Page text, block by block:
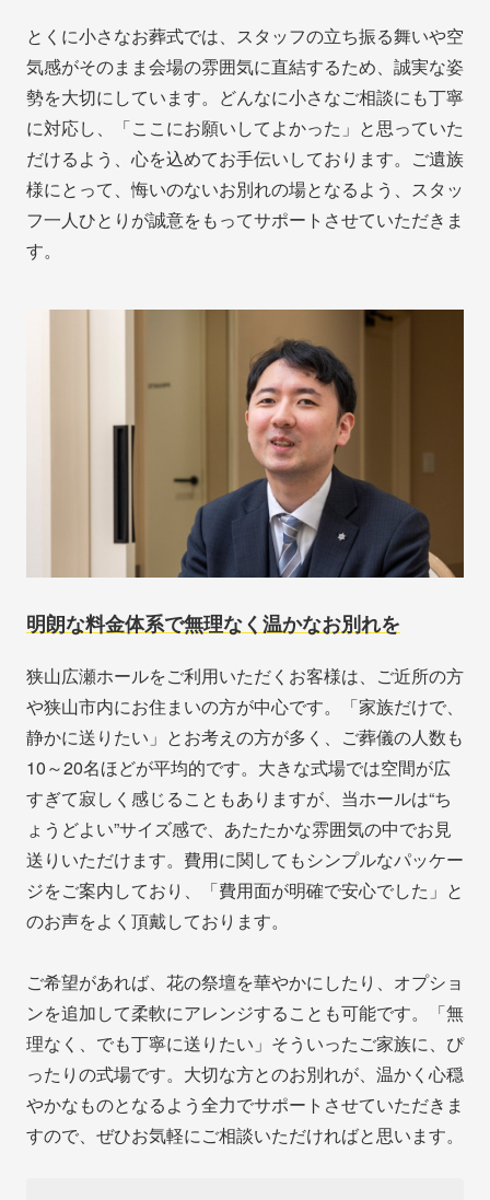
とくに小さなお葬式では、スタッフの立ち振る舞いや空
気感がそのまま会場の雰囲気に直結するため、誠実な姿
勢を大切にしています。どんなに小さなご相談にも丁寧
に対応し、「ここにお願いしてよかった」と思っていた
だけるよう、心を込めてお手伝いしております。ご遺族
様にとって、悔いのないお別れの場となるよう、スタッ
フ一人ひとりが誠意をもってサポートさせていただきま
す。
明朗な料金体系で無理なく温かなお別れを
狭山広瀬ホールをご利用いただくお客様は、ご近所の方
や狭山市内にお住まいの方が中心です。「家族だけで、
静かに送りたい」とお考えの方が多く、ご葬儀の人数も
10～20名ほどが平均的です。大きな式場では空間が広
すぎて寂しく感じることもありますが、当ホールは“ち
ょうどよい”サイズ感で、あたたかな雰囲気の中でお見
送りいただけます。費用に関してもシンプルなパッケー
ジをご案内しており、「費用面が明確で安心でした」と
のお声をよく頂戴しております。
ご希望があれば、花の祭壇を華やかにしたり、オプショ
ンを追加して柔軟にアレンジすることも可能です。「無
理なく、でも丁寧に送りたい」そういったご家族に、ぴ
ったりの式場です。大切な方とのお別れが、温かく心穏
やかなものとなるよう全力でサポートさせていただきま
すので、ぜひお気軽にご相談いただければと思います。